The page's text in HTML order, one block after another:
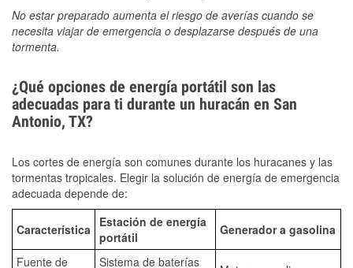
No estar preparado aumenta el riesgo de averías cuando se
necesita viajar de emergencia o desplazarse después de una
tormenta.
¿Qué opciones de energía portátil son las
adecuadas para ti durante un huracán en San
Antonio, TX?
Los cortes de energía son comunes durante los huracanes y las
tormentas tropicales. Elegir la solución de energía de emergencia
adecuada depende de:
Característica
Estación de energía
portátil
Generador a gasolina
Fuente de Sistema de baterías